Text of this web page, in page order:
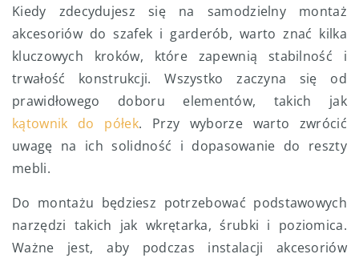
Kiedy zdecydujesz się na samodzielny montaż
akcesoriów do szafek i garderób, warto znać kilka
kluczowych kroków, które zapewnią stabilność i
trwałość konstrukcji. Wszystko zaczyna się od
prawidłowego doboru elementów, takich jak
kątownik do półek. Przy wyborze warto zwrócić
uwagę na ich solidność i dopasowanie do reszty
mebli.
Do montażu będziesz potrzebować podstawowych
narzędzi takich jak wkrętarka, śrubki i poziomica.
Ważne jest, aby podczas instalacji akcesoriów